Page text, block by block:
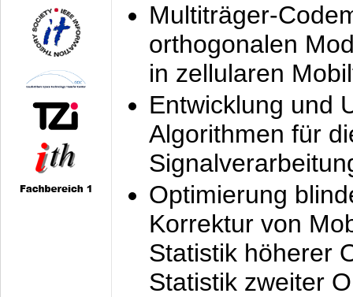
Multiträger-
orthogonalen
in zellularen
Entwicklung und
Algorithmen für
Optimierung
Korrektur von
Statistik höherer
Statistik zweiter